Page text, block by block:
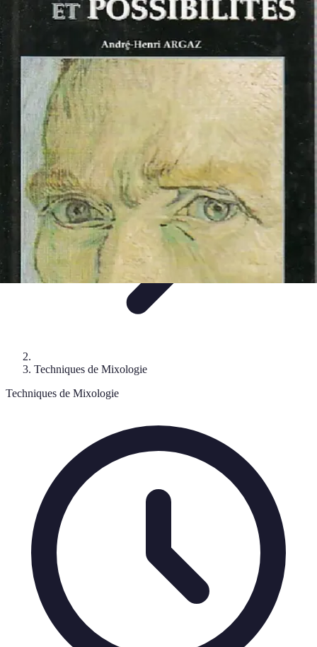
Cocktails Créatifs
Recettes de Cocktails
Techniques de MixologieRecettes et
Équipement
Cocktails Créatifs
Techniques de Mixologie
Techniques de Mixologie